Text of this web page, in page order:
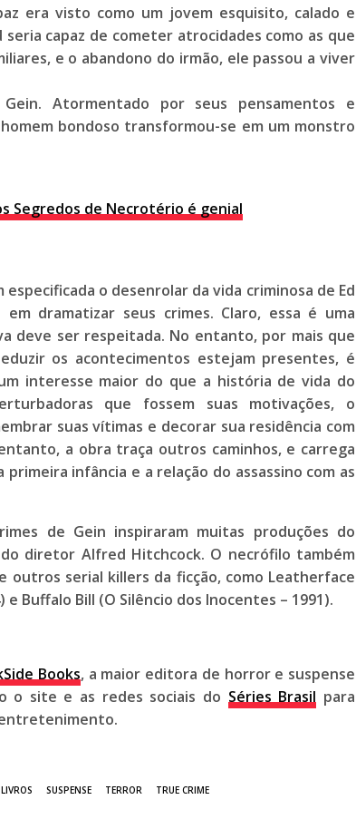
era visto como um jovem esquisito, calado e
capaz de cometer atrocidades como as que
e o abandono do irmão, ele passou a viver
Atormentado por seus pensamentos e
bondoso transformou-se em um monstro
Segredos de Necrotério é genial
o desenrolar da vida criminosa de Ed
dramatizar seus crimes. Claro, essa é uma
deve ser respeitada. No entanto, por mais que
os acontecimentos estejam presentes, é
interesse maior do que a história de vida do
que fossem suas motivações, o
suas vítimas e decorar sua residência com
a obra traça outros caminhos, e carrega
infância e a relação do assassino com as
de Gein inspiraram muitas produções do
diretor Alfred Hitchcock. O necrófilo também
outros serial killers da ficção, como Leatherface
e Buffalo Bill (O Silêncio dos Inocentes – 1991).
Books, a maior editora de horror e suspense
o site e as redes sociais do Séries Brasil para
LIVROS SUSPENSE TERROR TRUE CRIME